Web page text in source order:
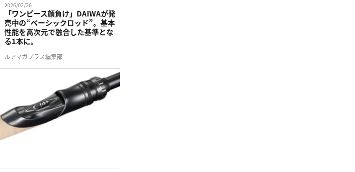
2026/02/26
「ワンピース顔負け」DAIWAが発
売中の“ベーシックロッド”。基本
性能を高次元で融合した基準とな
る1本に。
ルアマガプラス編集部